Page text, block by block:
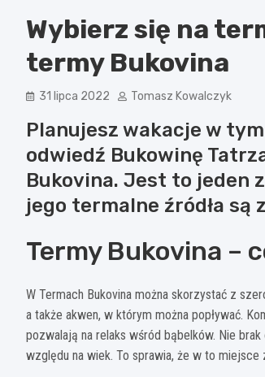
Wybierz się na
termy Bukovina
31 lipca 2022 Tomasz Kowalczyk
Planujesz wakacje w
odwiedź Bukowinę
Bukovina. Jest to jeden
jego termalne źródła są
Termy Bukovina –
W Termach Bukovina można skorzystać z
a także akwen, w którym można popływać.
pozwalają na relaks wśród bąbelków. Nie
względu na wiek. To sprawia, że w to